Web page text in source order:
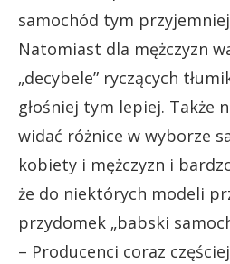
samochód tym
Natomiast dla mężczyzn
„decybele” ryczących
głośniej tym lepiej. Także
widać różnice w wyborze
kobiety i mężczyzn i
że do niektórych modeli
przydomek „babski
– Producenci coraz